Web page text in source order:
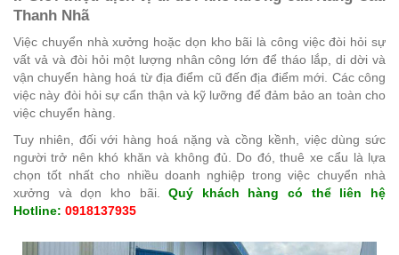
Thanh Nhã
Việc chuyển nhà xưởng hoặc dọn kho bãi là công việc đòi hỏi sự
vất vả và đòi hỏi một lượng nhân công lớn để tháo lắp, di dời và
vận chuyển hàng hoá từ địa điểm cũ đến địa điểm mới. Các công
việc này đòi hỏi sự cẩn thận và kỹ lưỡng để đảm bảo an toàn cho
việc chuyển hàng.
Tuy nhiên, đối với hàng hoá nặng và cồng kềnh, việc dùng sức
người trở nên khó khăn và không đủ. Do đó, thuê xe cẩu là lựa
chọn tốt nhất cho nhiều doanh nghiệp trong việc chuyển nhà
xưởng và dọn kho bãi.Quý khách hàng có thể liên hệ
Hotline: 0918137935